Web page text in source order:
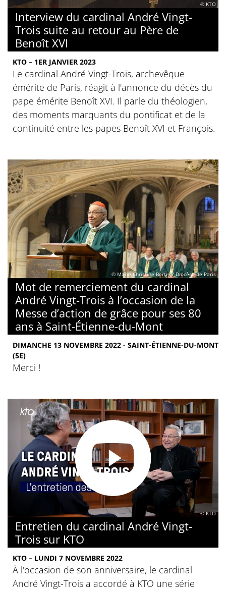
© KTO
Interview du cardinal André Vingt-
Trois suite au retour au Père de
Benoît XVI
KTO – 1ER JANVIER 2023
Le cardinal André Vingt-Trois, archevêque
émérite de Paris, réagit à l'annonce du décès du
pape émérite Benoît XVI. Il parle du théologien,
des moments marquants du pontificat et de la
continuité entre les papes Benoît XVI et François.
© Marie-Christine Bertin / Diocèse de Paris
Mot de remerciement du cardinal
André Vingt-Trois à l’occasion de la
Messe d’action de grâce pour ses 80
ans à Saint-Étienne-du-Mont
DIMANCHE 13 NOVEMBRE 2022 - SAINT-ÉTIENNE-DU-MONT
(5E)
Merci !
© KTO
Entretien du cardinal André Vingt-
Trois sur KTO
KTO – LUNDI 7 NOVEMBRE 2022
À l'occasion de son anniversaire, le cardinal
André Vingt-Trois a accordé à KTO une série